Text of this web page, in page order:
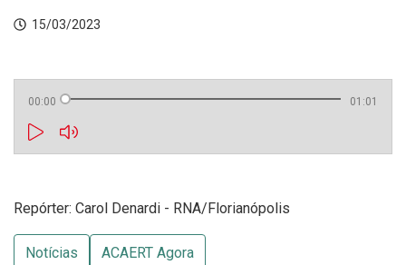
15/03/2023
00:00 01:01
Repórter: Carol Denardi - RNA/Florianópolis
Notícias ACAERT Agora